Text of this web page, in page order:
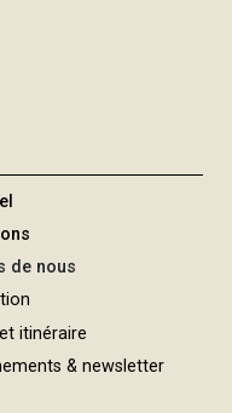
de nous
itinéraire
& newsletter